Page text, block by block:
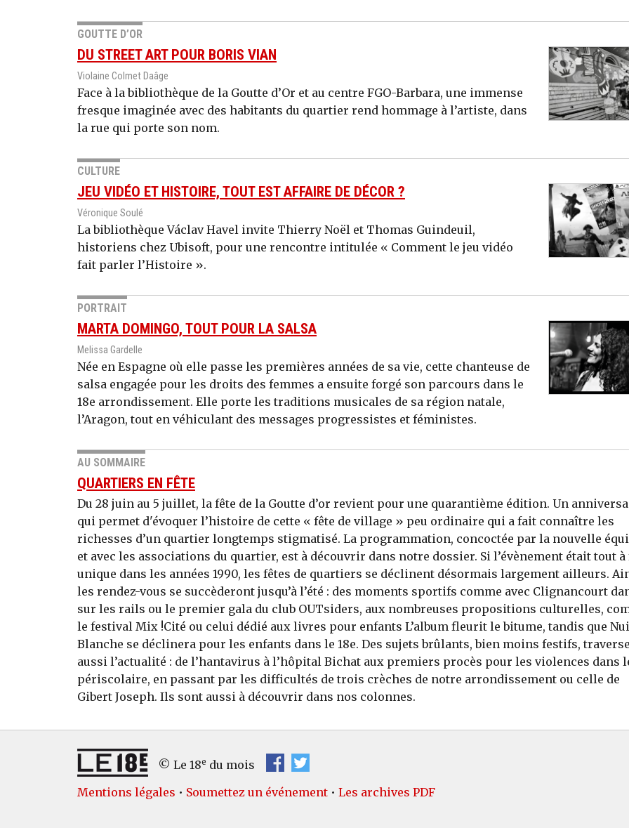
GOUTTE D’OR
DU STREET ART POUR BORIS VIAN
Violaine Colmet Daâge
Face à la bibliothèque de la Goutte d’Or et au centre FGO-Barbara, une immense
fresque imaginée avec des habitants du quartier rend hommage à l’artiste, dans
la rue qui porte son nom.
CULTURE
JEU VIDÉO ET HISTOIRE, TOUT EST AFFAIRE DE DÉCOR ?
Véronique Soulé
La bibliothèque Václav Havel invite Thierry Noël et Thomas Guindeuil,
historiens chez Ubisoft, pour une rencontre intitulée « Comment le jeu vidéo
fait parler l’Histoire ».
PORTRAIT
MARTA DOMINGO, TOUT POUR LA SALSA
Melissa Gardelle
Née en Espagne où elle passe les premières années de sa vie, cette chanteuse de
salsa engagée pour les droits des femmes a ensuite forgé son parcours dans le
18e arrondissement. Elle porte les traditions musicales de sa région natale,
l’Aragon, tout en véhiculant des messages progressistes et féministes.
AU SOMMAIRE
QUARTIERS EN FÊTE
Du 28 juin au 5 juillet, la fête de la Goutte d’or revient pour une quarantième édition. Un
qui permet d'évoquer l’histoire de cette « fête de village » peu ordinaire qui a fait connaître les
richesses d’un quartier longtemps stigmatisé. La programmation, concoctée par la nouvelle
et avec les associations du quartier, est à découvrir dans notre dossier. Si l’évènement était tout
unique dans les années 1990, les fêtes de quartiers se déclinent désormais largement ailleurs.
les rendez-vous se succèderont jusqu’à l’été : des moments sportifs comme avec Clignancourt
sur les rails ou le premier gala du club OUTsiders, aux nombreuses propositions culturelles,
le festival Mix !Cité ou celui dédié aux livres pour enfants L’album fleurit le bitume, tandis que
Blanche se déclinera pour les enfants dans le 18e. Des sujets brûlants, bien moins festifs,
aussi l’actualité : de l’hantavirus à l’hôpital Bichat aux premiers procès pour les violences dans
périscolaire, en passant par les difficultés de trois crèches de notre arrondissement ou celle de
Gibert Joseph. Ils sont aussi à découvrir dans nos colonnes.
© Le 18e du mois
Mentions légales • Soumettez un événement • Les archives PDF